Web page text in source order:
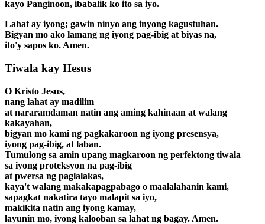
kayo Panginoon, ibabalik ko ito sa iyo.
Lahat ay iyong; gawin ninyo ang inyong kagustuhan.
Bigyan mo ako lamang ng iyong pag-ibig at biyas na,
ito'y sapos ko. Amen.
Tiwala kay Hesus
O Kristo Jesus,
nang lahat ay madilim
at nararamdaman natin ang aming kahinaan at walang
kakayahan,
bigyan mo kami ng pagkakaroon ng iyong presensya,
iyong pag-ibig, at laban.
Tumulong sa amin upang magkaroon ng perfektong tiwala
sa iyong proteksyon na pag-ibig
at pwersa ng paglalakas,
kaya't walang makakapagpabago o maalalahanin kami,
sapagkat nakatira tayo malapit sa iyo,
makikita natin ang iyong kamay,
layunin mo, iyong kalooban sa lahat ng bagay. Amen.